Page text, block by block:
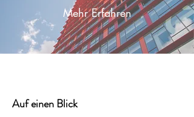
Mehr Erfahren
Auf einen Blick